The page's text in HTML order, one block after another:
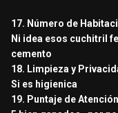
17. Número de
Ni idea esos cuchitril
cemento
18. Limpieza y
Si es higienica
19. Puntaje de